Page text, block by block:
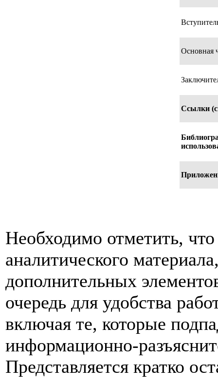
Основная
Ссылки
Необходимо отметить,
аналитического
дополнительных
очередь для удобства
включая те, которые
информационно-
Представляется кратко